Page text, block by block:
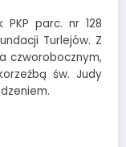
parc. nr 128
Turlejów. Z
czworobocznym,
św. Judy